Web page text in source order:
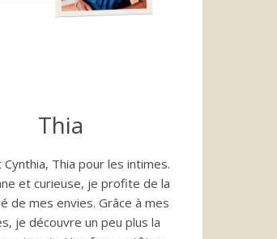
Thia
Cynthia, Thia pour les intimes.
et curieuse, je profite de la
de mes envies. Grâce à mes
je découvre un peu plus la